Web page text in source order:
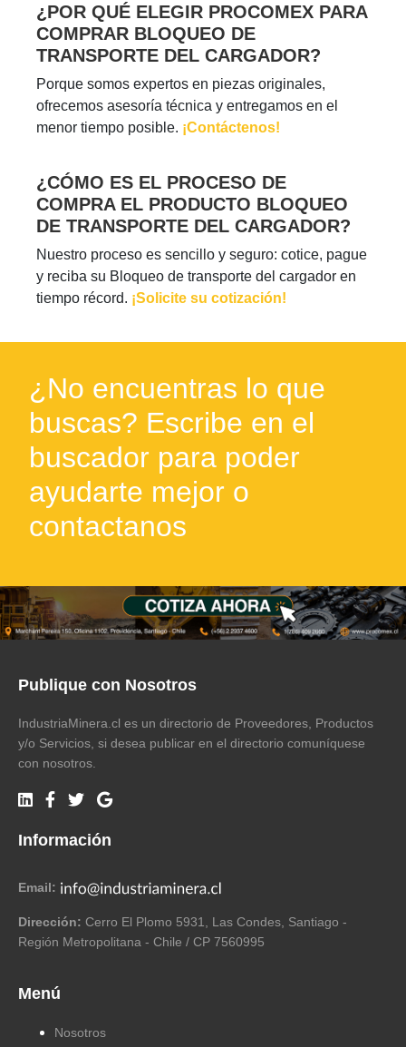
¿POR QUÉ ELEGIR PROCOMEX PARA
COMPRAR BLOQUEO DE
TRANSPORTE DEL CARGADOR?
Porque somos expertos en piezas originales,
ofrecemos asesoría técnica y entregamos en el
menor tiempo posible. ¡Contáctenos!
¿CÓMO ES EL PROCESO DE
COMPRA EL PRODUCTO BLOQUEO
DE TRANSPORTE DEL CARGADOR?
Nuestro proceso es sencillo y seguro: cotice, pague
y reciba su Bloqueo de transporte del cargador en
tiempo récord. ¡Solicite su cotización!
¿No encuentras lo que
buscas? Escribe en el
buscador para poder
ayudarte mejor o
contactanos
Publique con Nosotros
IndustriaMinera.cl es un directorio de Proveedores, Productos
y/o Servicios, si desea publicar en el directorio comuníquese
con nosotros.
Información
Email:
Dirección: Cerro El Plomo 5931, Las Condes, Santiago -
Región Metropolitana - Chile / CP 7560995
Menú
Nosotros